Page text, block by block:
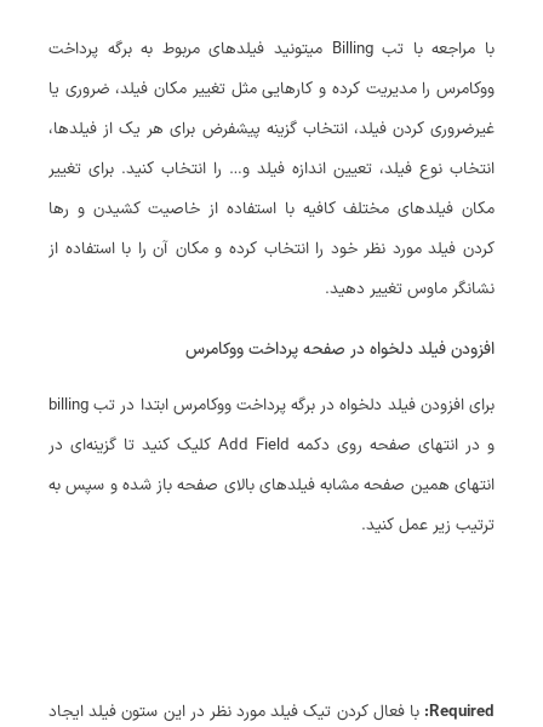
با مراجعه با تب Billing میتونید فیلدهای مربوط به برگه پرداخت
ووکامرس را مدیریت کرده و کارهایی مثل تغییر مکان فیلد، ضروری یا
غیرضروری کردن فیلد، انتخاب گزینه پیشفرض برای هر یک از فیلدها،
انتخاب نوع فیلد، تعیین اندازه فیلد و… را انتخاب کنید. برای تغییر
مکان فیلدهای مختلف کافیه با استفاده از خاصیت کشیدن و رها
کردن فیلد مورد نظر خود را انتخاب کرده و مکان آن را با استفاده از
نشانگر ماوس تغییر دهید.
افزودن فیلد دلخواه در صفحه پرداخت ووکامرس
برای افزودن فیلد دلخواه در برگه پرداخت ووکامرس ابتدا در تب billing
و در انتهای صفحه روی دکمه Add Field کلیک کنید تا گزینه‌ای در
انتهای همین صفحه مشابه فیلدهای بالای صفحه باز شده و سپس به
ترتیب زیر عمل کنید.
Required: با فعال کردن تیک فیلد مورد نظر در این ستون فیلد ایجاد